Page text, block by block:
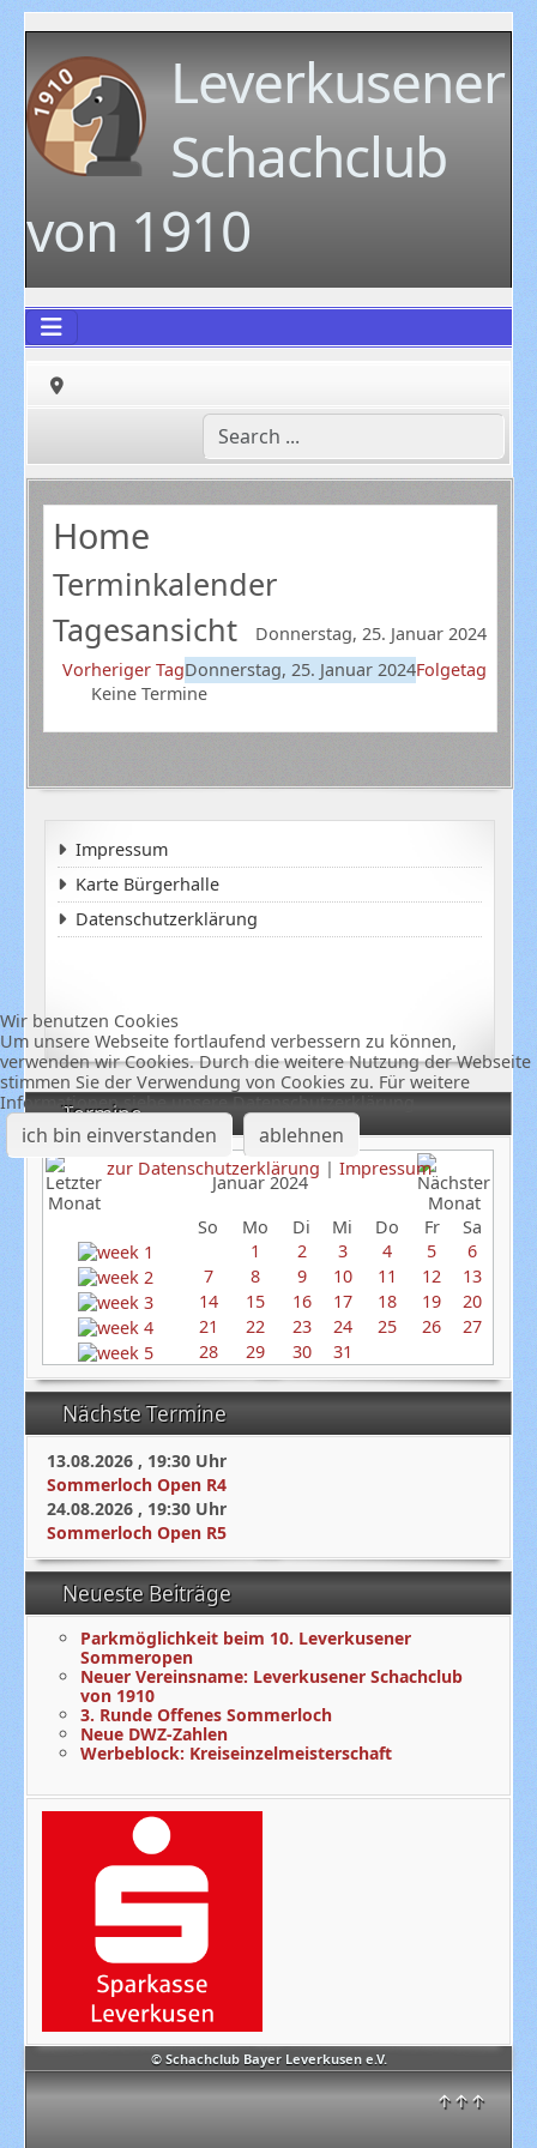
Leverkusener
Schachclub
von 1910
© Schachclub Bayer Leverkusen e.V.
↑↑↑
Termine
Januar 2024
So
Mo Di Mi Do Fr
Sa
1
2 3 4 5
6
7
8 9 10 11 12
13
14
15 16 17 18 19
20
21
22 23 24 25 26
27
28
29 30 31
Nächste Termine
13.08.2026 , 19:30 Uhr
Sommerloch Open R4
24.08.2026 , 19:30 Uhr
Sommerloch Open R5
Neueste Beiträge
Parkmöglichkeit beim 10. Leverkusener
Sommeropen
Neuer Vereinsname: Leverkusener Schachclub
von 1910
3. Runde Offenes Sommerloch
Neue DWZ-Zahlen
Werbeblock: Kreiseinzelmeisterschaft
Home
Terminkalender
Tagesansicht
Donnerstag, 25. Januar 2024
Vorheriger TagDonnerstag, 25. Januar 2024Folgetag
Keine Termine
Impressum
Karte Bürgerhalle
Datenschutzerklärung
Wir benutzen Cookies
Um unsere Webseite fortlaufend verbessern zu können,
verwenden wir Cookies. Durch die weitere Nutzung der Webseite
stimmen Sie der Verwendung von Cookies zu. Für weitere
Informationen siehe unsere Datenschutzerklärung
ich bin einverstanden ablehnen
zur Datenschutzerklärung | Impressum